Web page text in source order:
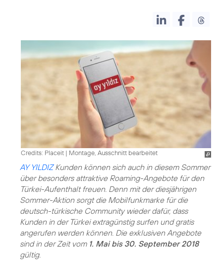
Credits: Placeit | Montage, Ausschnitt bearbeitet
AY YILDIZKunden können sich auch in diesem Sommer
über besonders attraktive Roaming-Angebote für den
Türkei-Aufenthalt freuen. Denn mit der diesjährigen
Sommer-Aktion sorgt die Mobilfunkmarke für die
deutsch-türkische Community wieder dafür, dass
Kunden in der Türkei extragünstig surfen und gratis
angerufen werden können. Die exklusiven Angebote
sind in der Zeit vom 1. Mai bis 30. September 2018
gültig.